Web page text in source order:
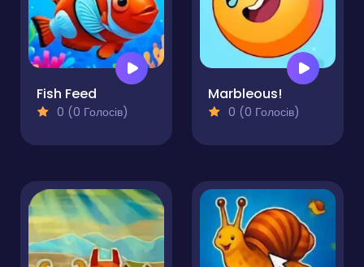
Fish Feed
0 (0 Голосів)
Marbleous!
0 (0 Голосів)